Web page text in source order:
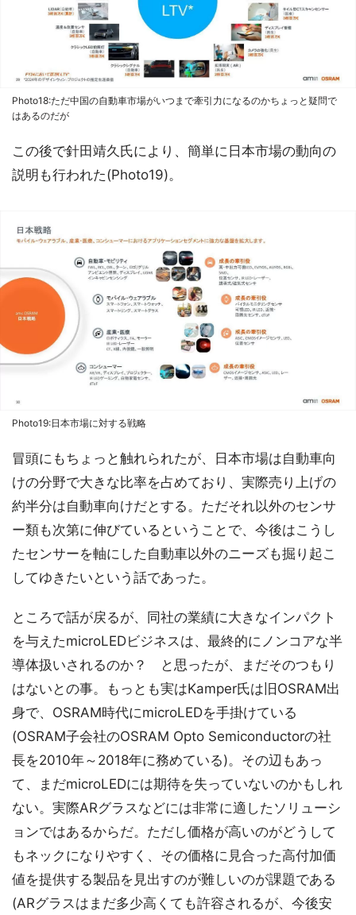
Photo18:ただ中国の自動車市場がいつまで牽引力になるのかちょっと疑問で
はあるのだが
この後で針田靖久氏により、簡単に日本市場の動向の
説明も行われた(Photo19)。
Photo19:日本市場に対する戦略
冒頭にもちょっと触れられたが、日本市場は自動車向
けの分野で大きな比率を占めており、実際売り上げの
約半分は自動車向けだとする。ただそれ以外のセンサ
ー類も次第に伸びているということで、今後はこうし
たセンサーを軸にした自動車以外のニーズも掘り起こ
してゆきたいという話であった。
ところで話が戻るが、同社の業績に大きなインパクト
を与えたmicroLEDビジネスは、最終的にノンコアな半
導体扱いされるのか？ と思ったが、まだそのつもり
はないとの事。もっとも実はKamper氏は旧OSRAM出
身で、OSRAM時代にmicroLEDを手掛けている
(OSRAM子会社のOSRAM Opto Semiconductorの社
長を2010年～2018年に務めている)。その辺もあっ
て、まだmicroLEDには期待を失っていないのかもしれ
ない。実際ARグラスなどには非常に適したソリューシ
ョンではあるからだ。ただし価格が高いのがどうして
もネックになりやすく、その価格に見合った高付加価
値を提供する製品を見出すのが難しいのが課題である
(ARグラスはまだ多少高くても許容されるが、今後安